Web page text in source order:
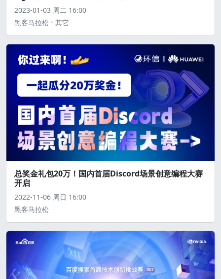
2023-01-03 周二 16:00
黑客马拉松
其它
总奖金礼包20万！国内首届Discord场景创意编程大赛
开启
2022-11-06 周日 16:00
黑客马拉松